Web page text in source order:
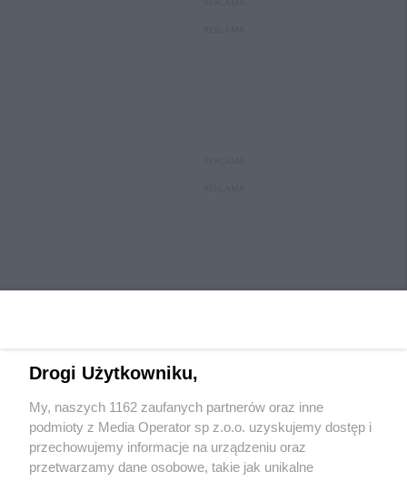
Wydawca mediówlokalnych
Drogi Użytkowniku,
My, naszych 1162 zaufanych partnerów oraz inne
podmioty z Media Operator sp z.o.o. uzyskujemy dostęp i
przechowujemy informacje na urządzeniu oraz
przetwarzamy dane osobowe, takie jak unikalne